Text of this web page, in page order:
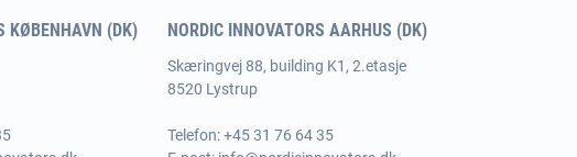
KØBENHAVN (DK) NORDIC INNOVATORS AARHUS (DK)
Skæringvej 88, building K1, 2.etasje
8520 Lystrup
Telefon:+45 31 76 64 35